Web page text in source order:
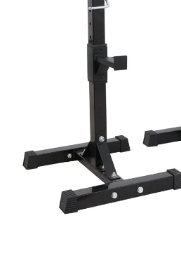
～新生活の家具、自分らしく～...
2021.12.7
「auＰＡＹマーケット」での販売を